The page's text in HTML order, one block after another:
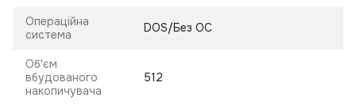
Операційна
система
DOS/Без ОС
Об'єм
вбудованого
накопичувача
512